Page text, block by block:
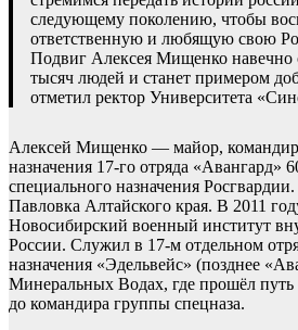
следующему поколению, чтобы
ответственную и любящую свою
Подвиг Алексея Мищенко навечно
тысяч людей и станет примером
отметил ректор Университета
Алексей Мищенко — майор,
назначения 17-го отряда «Авангард»
специального назначения
Павловка Алтайского края. В 2011
Новосибирский военный институт
России. Служил в 17-м отдельном
назначения «Эдельвейс» (позднее
Минеральных Водах, где прошёл
до командира группы спецназа.